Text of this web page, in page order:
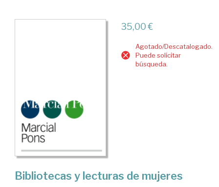
35,00 €
Agotado/Descatalogado.
Puede solicitar
búsqueda.
Bibliotecas y lecturas de mujeres